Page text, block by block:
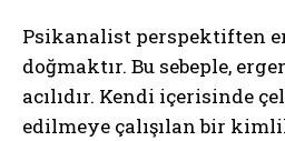
Psikanalist perspektiften
doğmaktır. Bu sebeple,
acılıdır. Kendi içerisinde
edilmeye çalışılan bir